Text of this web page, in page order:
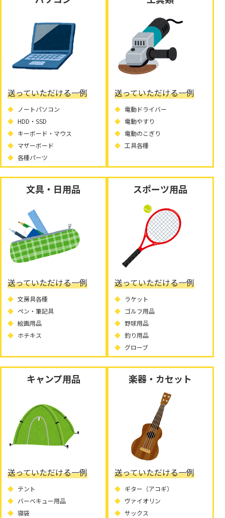
送っていただける一例
ノートパソコン
HDD・SSD
キーボード・マウス
マザーボード
各種パーツ
送っていただける一例
電動ドライバー
電動やすり
電動のこぎり
工具各種
文具・日用品
送っていただける一例
文房具各種
ペン・筆記具
絵画用品
ホチキス
スポーツ用品
送っていただける一例
ラケット
ゴルフ用品
野球用品
釣り用品
グローブ
キャンプ用品
送っていただける一例
テント
バーベキュー用品
寝袋
楽器・カセット
送っていただける一例
ギター（アコギ）
ヴァイオリン
サックス